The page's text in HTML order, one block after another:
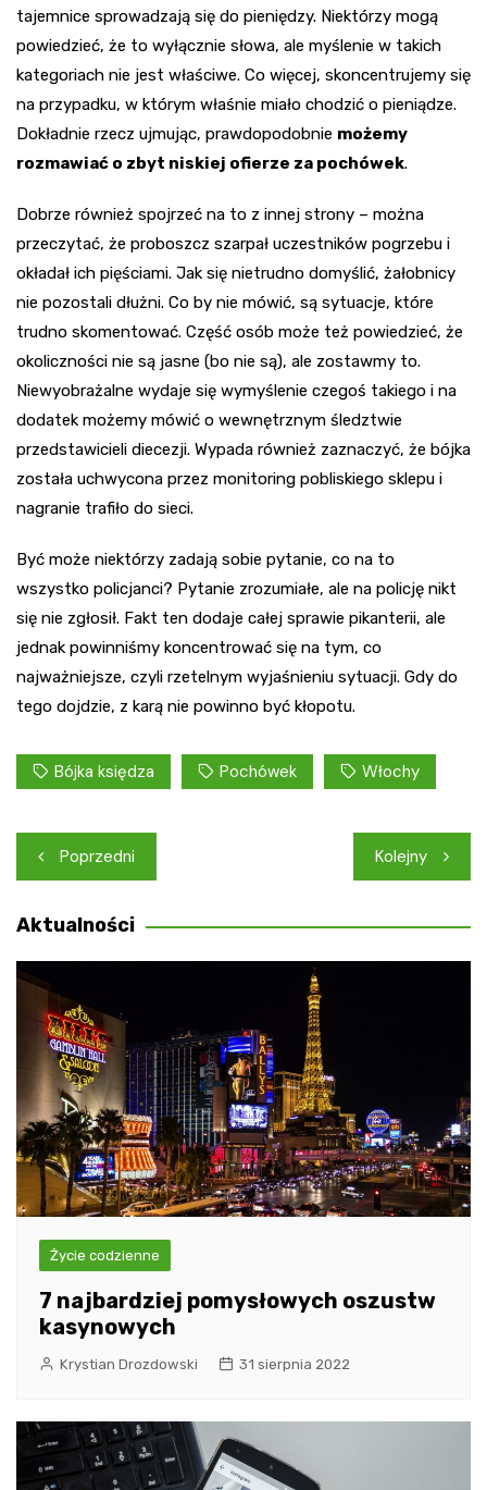
tajemnice sprowadzają się do pieniędzy. Niektórzy mogą
powiedzieć, że to wyłącznie słowa, ale myślenie w takich
kategoriach nie jest właściwe. Co więcej, skoncentrujemy się
na przypadku, w którym właśnie miało chodzić o pieniądze.
Dokładnie rzecz ujmując, prawdopodobnie możemy
rozmawiać o zbyt niskiej ofierze za pochówek.
Dobrze również spojrzeć na to z innej strony – można
przeczytać, że proboszcz szarpał uczestników pogrzebu i
okładał ich pięściami. Jak się nietrudno domyślić, żałobnicy
nie pozostali dłużni. Co by nie mówić, są sytuacje, które
trudno skomentować. Część osób może też powiedzieć, że
okoliczności nie są jasne (bo nie są), ale zostawmy to.
Niewyobrażalne wydaje się wymyślenie czegoś takiego i na
dodatek możemy mówić o wewnętrznym śledztwie
przedstawicieli diecezji. Wypada również zaznaczyć, że bójka
została uchwycona przez monitoring pobliskiego sklepu i
nagranie trafiło do sieci.
Być może niektórzy zadają sobie pytanie, co na to
wszystko policjanci? Pytanie zrozumiałe, ale na policję nikt
się nie zgłosił. Fakt ten dodaje całej sprawie pikanterii, ale
jednak powinniśmy koncentrować się na tym, co
najważniejsze, czyli rzetelnym wyjaśnieniu sytuacji. Gdy do
tego dojdzie, z karą nie powinno być kłopotu.
Bójka księdza Pochówek Włochy
Nawigacja
wpisu
Poprzedni Kolejny
Aktualności
Życie codzienne
7 najbardziej pomysłowych oszustw
kasynowych
Krystian Drozdowski 31 sierpnia 2022